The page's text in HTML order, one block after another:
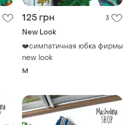
125 грн 3
New Look
❤️симпатичная юбка фирмы
new look
M